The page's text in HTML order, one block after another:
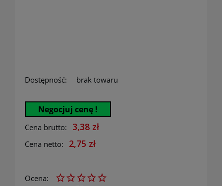
Dostępność: brak towaru
Negocjuj cenę !
Cena brutto: 3,38 zł
Cena netto: 2,75 zł
Ocena: